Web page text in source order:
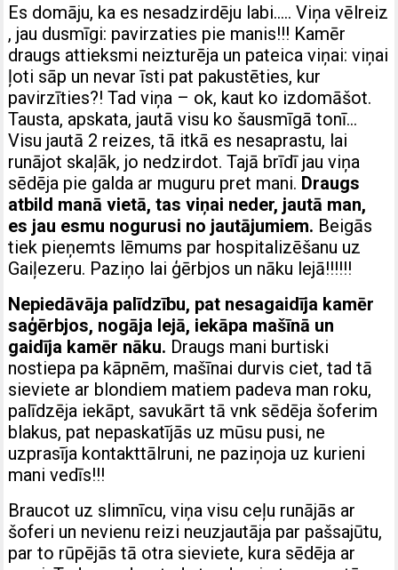
Es domāju, ka es nesadzirdēju labi….. Viņa vēlreiz
, jau dusmīgi: pavirzaties pie manis!!! Kamēr
draugs attieksmi neizturēja un pateica viņai: viņai
ļoti sāp un nevar īsti pat pakustēties, kur
pavirzīties?! Tad viņa – ok, kaut ko izdomāšot.
Tausta, apskata, jautā visu ko šausmīgā tonī…
Visu jautā 2 reizes, tā itkā es nesaprastu, lai
runājot skaļāk, jo nedzirdot. Tajā brīdī jau viņa
sēdēja pie galda ar muguru pret mani. Draugs
atbild manā vietā, tas viņai neder, jautā man,
es jau esmu nogurusi no jautājumiem. Beigās
tiek pieņemts lēmums par hospitalizēšanu uz
Gaiļezeru. Paziņo lai ģērbjos un nāku lejā!!!!!!
Nepiedāvāja palīdzību, pat nesagaidīja kamēr
saģērbjos, nogāja lejā, iekāpa mašīnā un
gaidīja kamēr nāku. Draugs mani burtiski
nostiepa pa kāpnēm, mašīnai durvis ciet, tad tā
sieviete ar blondiem matiem padeva man roku,
palīdzēja iekāpt, savukārt tā vnk sēdēja šoferim
blakus, pat nepaskatījās uz mūsu pusi, ne
uzprasīja kontakttālruni, ne paziņoja uz kurieni
mani vedīs!!!
Braucot uz slimnīcu, viņa visu ceļu runājās ar
šoferi un nevienu reizi neuzjautāja par pašsajūtu,
par to rūpējās tā otra sieviete, kura sēdēja ar